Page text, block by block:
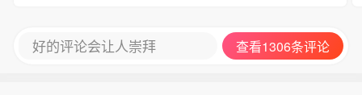
好的评论会让人崇拜 查看1306条评论